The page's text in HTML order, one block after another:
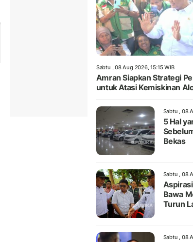
Sabtu , 08 Aug 2026, 15:15 WIB
Amran Siapkan Strategi
untuk Atasi Kemiskinan
Sabtu , 08
5 Hal
Bekas
Sabtu , 08
Bawa
Turun
Sabtu , 08